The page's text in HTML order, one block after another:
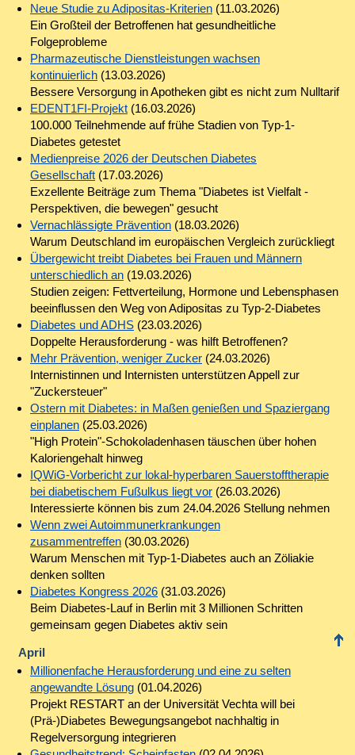
Neue Studie zu Adipositas-Kriterien(11.03.2026)
Ein Großteil der Betroffenen hat gesundheitliche
Folgeprobleme
Pharmazeutische Dienstleistungen wachsen
kontinuierlich(13.03.2026)
Bessere Versorgung in Apotheken gibt es nicht zum Nulltarif
EDENT1FI-Projekt(16.03.2026)
100.000 Teilnehmende auf frühe Stadien von Typ-1-
Diabetes getestet
Medienpreise 2026 der Deutschen Diabetes
Gesellschaft(17.03.2026)
Exzellente Beiträge zum Thema "Diabetes ist Vielfalt -
Perspektiven, die bewegen" gesucht
Vernachlässigte Prävention(18.03.2026)
Warum Deutschland im europäischen Vergleich zurückliegt
Übergewicht treibt Diabetes bei Frauen und Männern
unterschiedlich an(19.03.2026)
Studien zeigen: Fettverteilung, Hormone und Lebensphasen
beeinflussen den Weg von Adipositas zu Typ-2-Diabetes
Diabetes und ADHS(23.03.2026)
Doppelte Herausforderung - was hilft Betroffenen?
Mehr Prävention, weniger Zucker(24.03.2026)
Internistinnen und Internisten unterstützen Appell zur
"Zuckersteuer"
Ostern mit Diabetes: in Maßen genießen und Spaziergang
einplanen(25.03.2026)
"High Protein"-Schokoladenhasen täuschen über hohen
Kaloriengehalt hinweg
IQWiG-Vorbericht zur lokal-hyperbaren Sauerstofftherapie
bei diabetischem Fußulkus liegt vor(26.03.2026)
Interessierte können bis zum 24.04.2026 Stellung nehmen
Wenn zwei Autoimmunerkrankungen
zusammentreffen(30.03.2026)
Warum Menschen mit Typ-1-Diabetes auch an Zöliakie
denken sollten
Diabetes Kongress 2026(31.03.2026)
Beim Diabetes-Lauf in Berlin mit 3 Millionen Schritten
gemeinsam gegen Diabetes aktiv sein
April
Millionenfache Herausforderung und eine zu selten
angewandte Lösung(01.04.2026)
Projekt RESTART an der Universität Vechta will bei
(Prä-)Diabetes Bewegungsangebot nachhaltig in
Regelversorgung integrieren